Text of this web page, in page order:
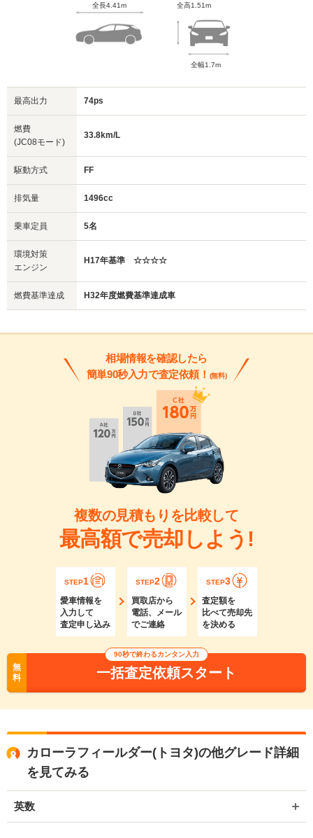
全長4.41m 全高1.51m
全幅1.7m
最高出力 74ps
燃費
(JC08モード)
33.8km/L
駆動方式 FF
排気量 1496cc
乗車定員 5名
環境対策
エンジン
H17年基準 ☆☆☆☆
燃費基準達成 H32年度燃費基準達成車
相場情報を確認したら
簡単90秒入力で査定依頼！ (無料)
複数の見積もりを比較して
最高額で売却しよう!
STEP1
愛車情報を
入力して
査定申し込み
STEP2
買取店から
電話、メール
でご連絡
STEP3
査定額を
比べて売却先
を決める
無
料
90秒で終わるカンタン入力
一括査定依頼スタート
カローラフィールダー(トヨタ)の他グレード詳細
を見てみる
英数